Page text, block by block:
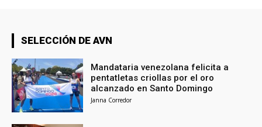
SELECCIÓN DE AVN
Mandataria venezolana felicita a
pentatletas criollas por el oro
alcanzado en Santo Domingo
Janna Corredor